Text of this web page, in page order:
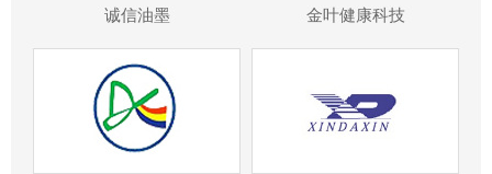
诚信油墨 金叶健康科技